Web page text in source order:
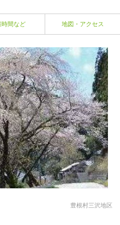
時間など 地図・アクセス
豊根村三沢地区